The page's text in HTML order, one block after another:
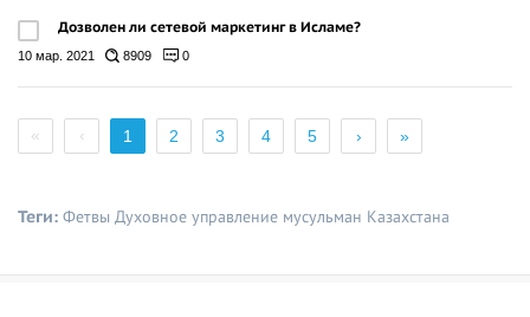
Дозволен ли сетевой маркетинг в Исламе?
10 мар. 2021 8909 0
« ‹ 1 2 3 4 5 › »
Теги: Фетвы Духовное управление мусульман Казахстана